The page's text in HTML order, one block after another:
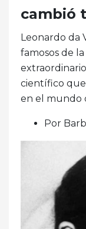
cambió
Leonardo da
famosos de
científico
en el mundo
Por